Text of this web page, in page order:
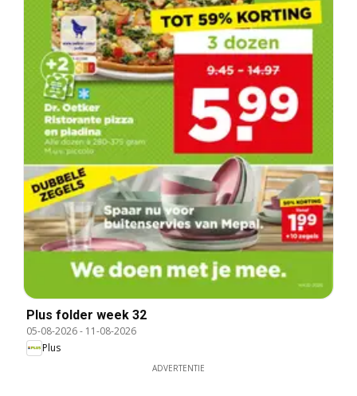
Plus folder week 32
05-08-2026- 11-08-2026
Plus
ADVERTENTIE